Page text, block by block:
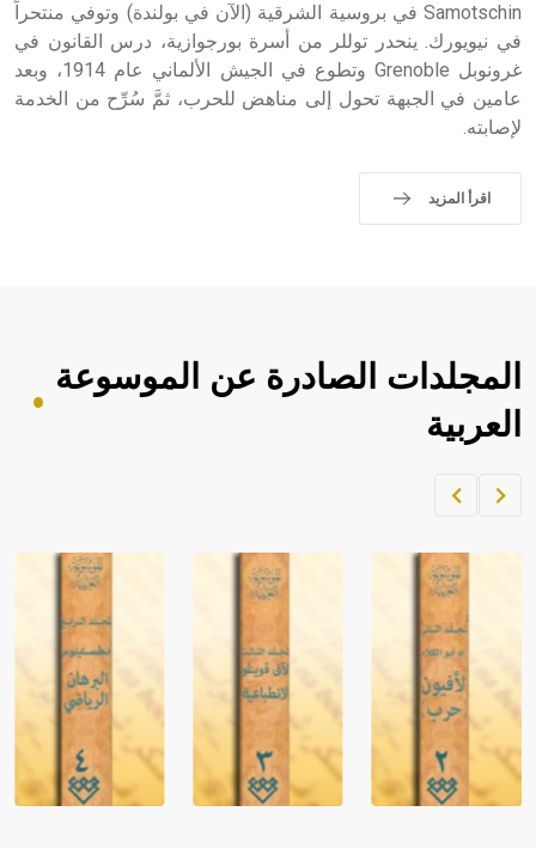
- هل تعلم أن أبجر Abgar اسم معروف جيداً يعود إلى عدد من
الملوك الذين حكموا مدينة إديسا (الرها) من أبجر الأول وحتى
التاسع، وهم ينتسبون إلى أسرة أوسروين
Samotschin في بروسية الشرقية (الآن في بولندة) وتوفي منتحراً
في نيويورك. ينحدر توللر من أسرة بورجوازية، درس القانون في
غرونوبل Grenoble وتطوع في الجيش الألماني عام 1914، وبعد
عامين في الجبهة تحول إلى مناهض للحرب، ثمَّ سُرِّح من الخدمة
لإصابته.
اقرأ المزيد
المجلدات الصادرة عن الموسوعة
العربية